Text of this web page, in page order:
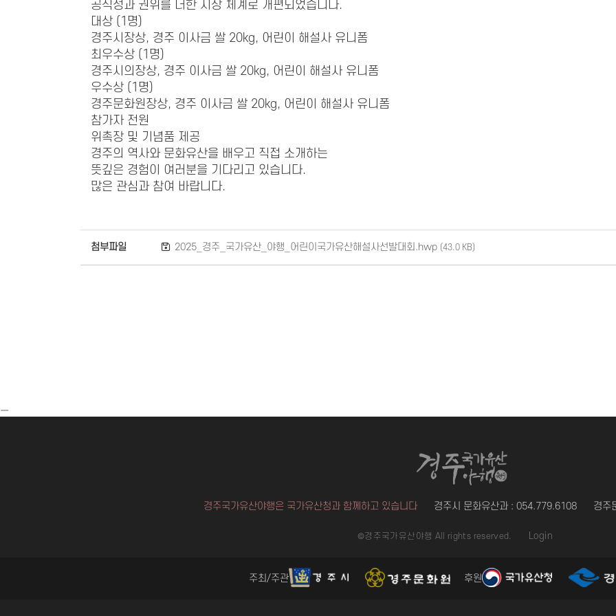
공식성과 권위를 더한 시상 체계로 개편되었습니다.
대상 (1명)
경주시장상, 경주 이사금 쌀 20kg, 어린이 해설사 유니폼
최우수상 (1명)
경주시의장상, 경주 이사금 쌀 20kg, 어린이 해설사 유니폼
우수상 (1명)
경주문화원장상, 경주 이사금 쌀 20kg, 어린이 해설사 유니폼
참가자 전원
위촉장 및 기념품 제공
경주의 역사와 문화유산을 배우고 직접 소개하는
뜻깊은 경험이 여러분을 기다리고 있습니다.
많은 관심과 참여 바랍니다.
첨부파일 2025_경주_국가유산_야행_어린이국가유산해설사선발대회.hwp (43.0 KB)
ㅡ
경주국가유산야행은 국가유산청과 함께하고 있습니다 경주시 문화유산과 : 054.779.6108 경주
©경주국가유산야행 All rights reserved. Login
주최/주관 후원